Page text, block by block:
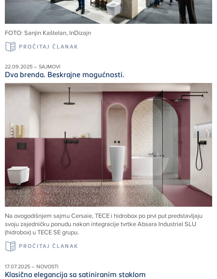
FOTO: Sanjin Kaštelan, InDizajn
PROČITAJ ČLANAK
22.09.2025 – SAJMOVI
Dva brenda. Beskrajne mogućnosti.
Na ovogodišnjem sajmu Cersaie, TECE i hidrobox po prvi put predstavljaju
svoju zajedničku ponudu nakon integracije tvrtke Absara Industrial SLU
(hidrobox) u TECE SE grupu.
PROČITAJ ČLANAK
17.07.2025 – NOVOSTI
Klasična elegancija sa satiniranim staklom